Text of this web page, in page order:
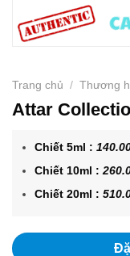
Trang chủ / Thương
Attar
Chiết 5ml :
Chiết 10ml :
Chiết 20ml :